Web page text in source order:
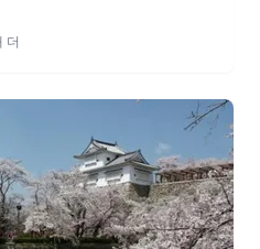
습니다. 행선지 09:00 삼차
역이다! 여기서부터 차로 이동
[…]
더